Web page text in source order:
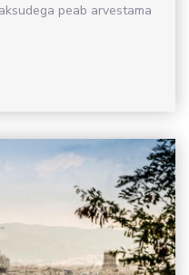
peab arvestama